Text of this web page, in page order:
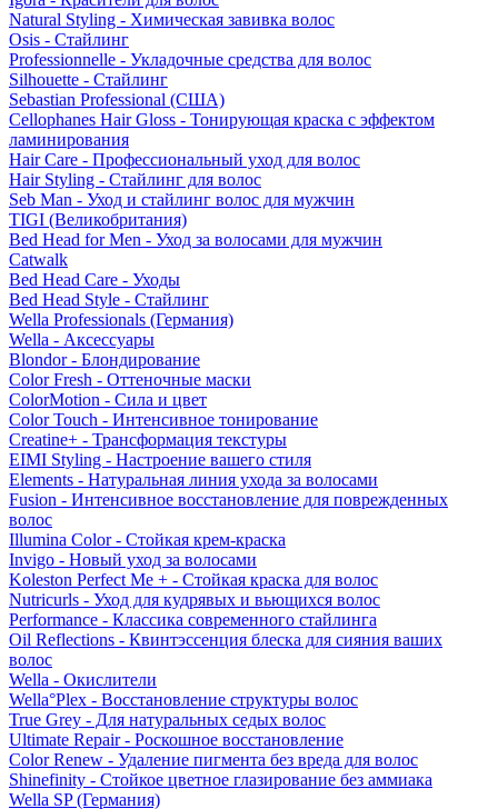
Natural Styling - Химическая завивка волос
Osis - Стайлинг
Professionnelle - Укладочные средства для волос
Silhouette - Стайлинг
Sebastian Professional (США)
Cellophanes Hair Gloss - Тонирующая краска с эффектом
ламинирования
Hair Care - Профессиональный уход для волос
Hair Styling - Стайлинг для волос
Seb Man - Уход и стайлинг волос для мужчин
TIGI (Великобритания)
Bed Head for Men - Уход за волосами для мужчин
Catwalk
Bed Head Care - Уходы
Bed Head Style - Стайлинг
Wella Professionals (Германия)
Wella - Аксессуары
Blondor - Блондирование
Color Fresh - Оттеночные маски
ColorMotion - Сила и цвет
Color Touch - Интенсивное тонирование
Creatine+ - Трансформация текстуры
EIMI Styling - Настроение вашего стиля
Elements - Натуральная линия ухода за волосами
Fusion - Интенсивное восстановление для поврежденных
волос
Illumina Color - Стойкая крем-краска
Invigo - Новый уход за волосами
Koleston Perfect Me + - Стойкая краска для волос
Nutricurls - Уход для кудрявых и вьющихся волос
Performance - Классика современного стайлинга
Oil Reflections - Квинтэссенция блеска для сияния ваших
волос
Wella - Окислители
Wella°Plex - Восстановление структуры волос
True Grey - Для натуральных седых волос
Ultimate Repair - Роскошное восстановление
Color Renew - Удаление пигмента без вреда для волос
Shinefinity - Стойкое цветное глазирование без аммиака
Wella SP (Германия)